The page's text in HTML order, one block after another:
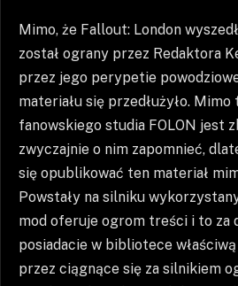
Mimo, że Fallout: London
został ograny przez Redaktora
przez jego perypetie
materiału się przedłużyło.
fanowskiego studia FOLON jest
zwyczajnie o nim zapomnieć,
się opublikować ten materiał
Powstały na silniku
mod oferuje ogrom treści i to za
posiadacie w bibliotece
przez ciągnące się za silnikiem